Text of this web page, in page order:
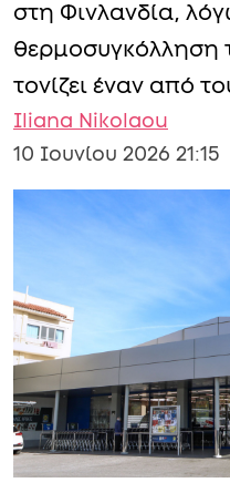
στη Φινλανδία,
θερμοσυγκόλληση
τονίζει έναν από
Iliana Nikolaou
10 Ιουνίου 2026 21:15